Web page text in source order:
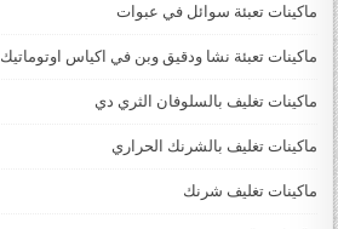
ماكينات تعبئة سوائل في عبوات
ماكينات تعبئة نشا ودقيق وبن في اكياس اوتوماتيك
ماكينات تغليف بالسلوفان الثري دي
ماكينات تغليف بالشرنك الحراري
ماكينات تغليف شرنك